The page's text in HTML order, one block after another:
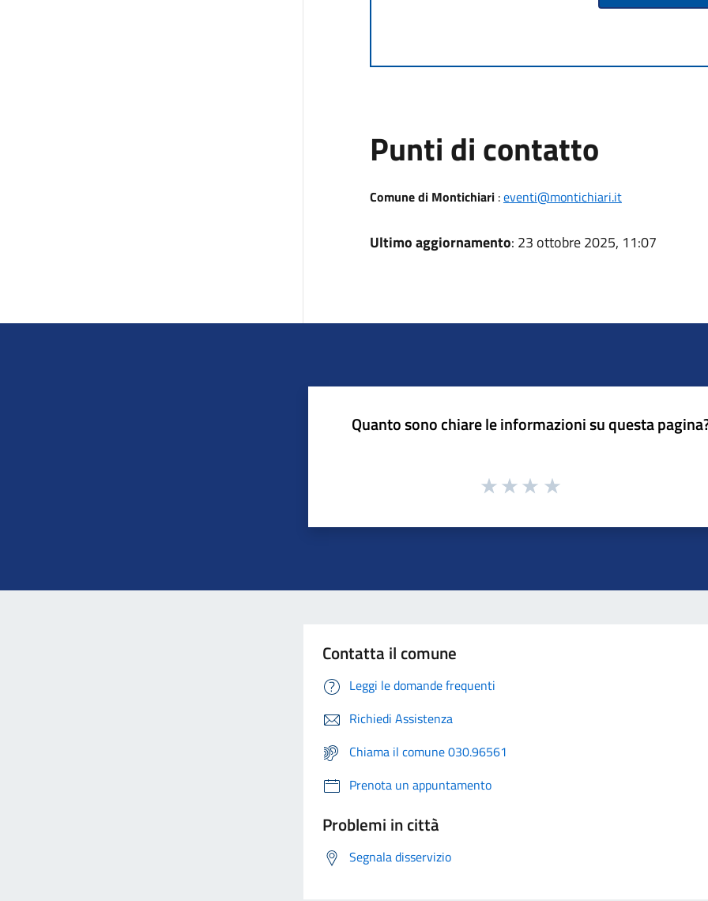
Punti di contatto
Comune di Montichiari:eventi@montichiari.it
Ultimo aggiornamento: 23 ottobre 2025, 11:07
Quanto sono chiare le informazioni su questa
Contatta il comune
Leggi le domande frequenti
Richiedi Assistenza
Chiama il comune 030.96561
Prenota un appuntamento
Problemi in città
Segnala disservizio